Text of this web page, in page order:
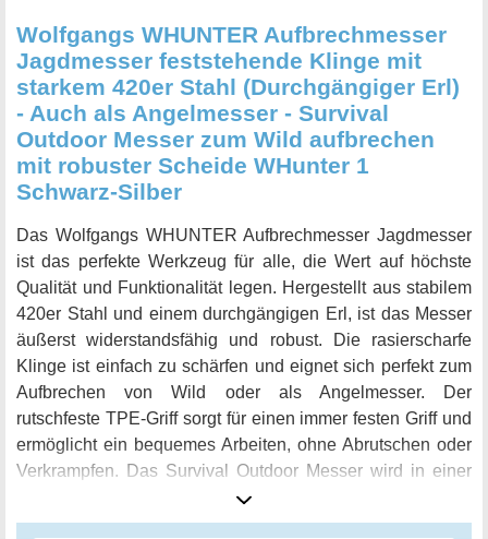
Wolfgangs WHUNTER Aufbrechmesser
Jagdmesser feststehende Klinge mit
starkem 420er Stahl (Durchgängiger Erl)
- Auch als Angelmesser - Survival
Outdoor Messer zum Wild aufbrechen
mit robuster Scheide WHunter 1
Schwarz-Silber
Das Wolfgangs WHUNTER Aufbrechmesser Jagdmesser
ist das perfekte Werkzeug für alle, die Wert auf höchste
Qualität und Funktionalität legen. Hergestellt aus stabilem
420er Stahl und einem durchgängigen Erl, ist das Messer
äußerst widerstandsfähig und robust. Die rasierscharfe
Klinge ist einfach zu schärfen und eignet sich perfekt zum
Aufbrechen von Wild oder als Angelmesser. Der
rutschfeste TPE-Griff sorgt für einen immer festen Griff und
ermöglicht ein bequemes Arbeiten, ohne Abrutschen oder
Verkrampfen. Das Survival Outdoor Messer wird in einer
praktischen Polypropylen-Scheide geliefert, die das
Messer sicher verschließt und bequem am Gürtel getragen